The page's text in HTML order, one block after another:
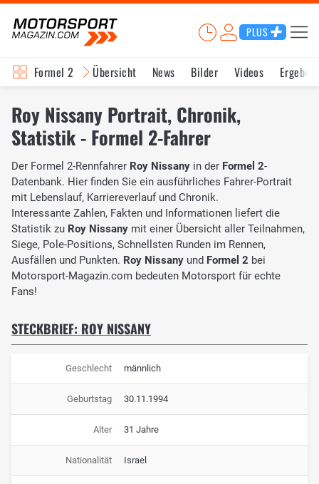
PLUS
Formel 2 Übersicht News Bilder Videos
Roy Nissany Portrait, Chronik,
Statistik - Formel 2-Fahrer
Der Formel 2-Rennfahrer Roy Nissany in der Formel 2-
Datenbank. Hier finden Sie ein ausführliches Fahrer-Portrait
mit Lebenslauf, Karriereverlauf und Chronik.
Interessante Zahlen, Fakten und Informationen liefert die
Statistik zu Roy Nissany mit einer Übersicht aller Teilnahmen,
Siege, Pole-Positions, Schnellsten Runden im Rennen,
Ausfällen und Punkten. Roy Nissany und Formel 2 bei
Motorsport-Magazin.com bedeuten Motorsport für echte
Fans!
STECKBRIEF: ROY NISSANY
Geschlecht männlich
Geburtstag 30.11.1994
Alter 31 Jahre
Nationalität Israel